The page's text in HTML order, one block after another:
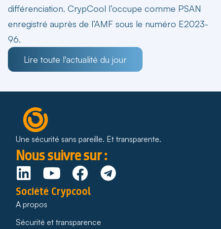
différenciation. CrypCool l’occupe comme PSAN
enregistré auprès de l’AMF sous le numéro E2023-
96.
Lire toute l'actualité du jour
Une sécurité sans pareille. Et transparente.
Nous suivre sur :
Société Crypcool
A propos
Sécurité et transparence